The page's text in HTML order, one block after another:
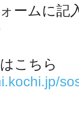
ームに記
池袋
生駒